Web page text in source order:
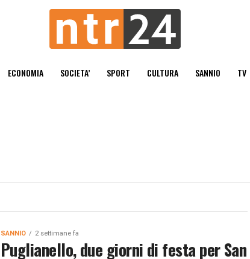
ECONOMIA SOCIETA’ SPORT CULTURA SANNIO TV
SANNIO 2 settimane fa
Puglianello, due giorni di festa per San